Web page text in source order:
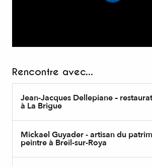
Rencontre avec...
Jean-Jacques Dellepiane –
à La Brigue
Mickael Guyader - artisan du
peintre à Breil-sur-Roya